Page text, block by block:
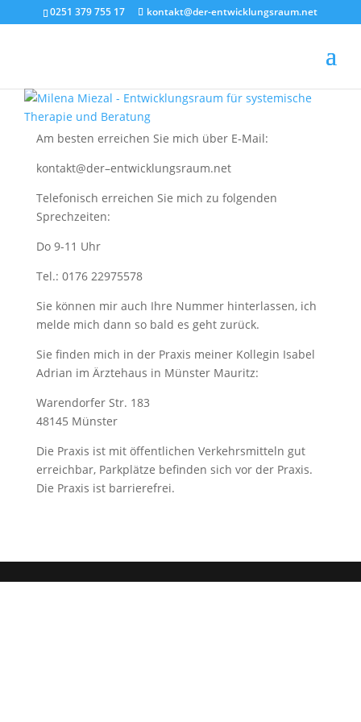
0251 379 755 17 kontakt@der-entwicklungsraum.net
Am besten erreichen Sie mich über E-Mail:
kontakt@der–entwicklungsraum.net
Telefonisch erreichen Sie mich zu folgenden
Sprechzeiten:
Do 9-11 Uhr
Tel.: 0176 22975578
Sie können mir auch Ihre Nummer hinterlassen, ich
melde mich dann so bald es geht zurück.
Sie finden mich in der Praxis meiner Kollegin Isabel
Adrian im Ärztehaus in Münster Mauritz:
Warendorfer Str. 183
48145 Münster
Die Praxis ist mit öffentlichen Verkehrsmitteln gut
erreichbar, Parkplätze befinden sich vor der Praxis.
Die Praxis ist barrierefrei.